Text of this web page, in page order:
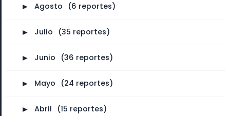
► Agosto (6 reportes)
► Julio (35 reportes)
► Junio (36 reportes)
► Mayo (24 reportes)
► Abril (15 reportes)